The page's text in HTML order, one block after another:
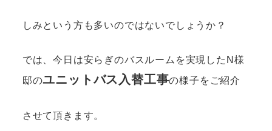
しみという方も多いのではないでしょうか？
では、今日は安らぎのバスルームを実現したN様
邸のユニットバス入替工事の様子をご紹介
させて頂きます。